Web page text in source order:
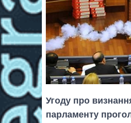
Угоду про
парламенту